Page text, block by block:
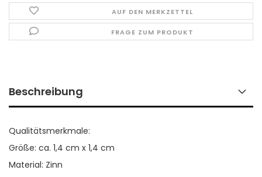
AUF DEN MERKZETTEL
FRAGE ZUM PRODUKT
Beschreibung
Qualitätsmerkmale:
Größe: ca. 1,4 cm x 1,4 cm
Material: Zinn